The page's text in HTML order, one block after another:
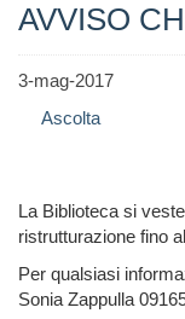
AVVISO
3-mag-2017
Ascolta
La Biblioteca si
ristrutturazione fino
Per qualsiasi
Sonia Zappulla